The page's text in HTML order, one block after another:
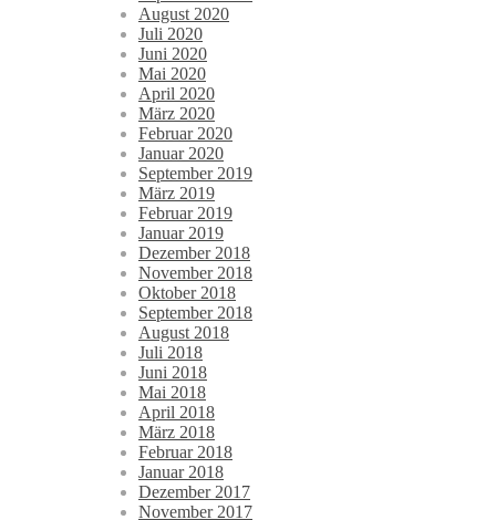
August 2020
Juli 2020
Juni 2020
Mai 2020
April 2020
März 2020
Februar 2020
Januar 2020
September 2019
März 2019
Februar 2019
Januar 2019
Dezember 2018
November 2018
Oktober 2018
September 2018
August 2018
Juli 2018
Juni 2018
Mai 2018
April 2018
März 2018
Februar 2018
Januar 2018
Dezember 2017
November 2017